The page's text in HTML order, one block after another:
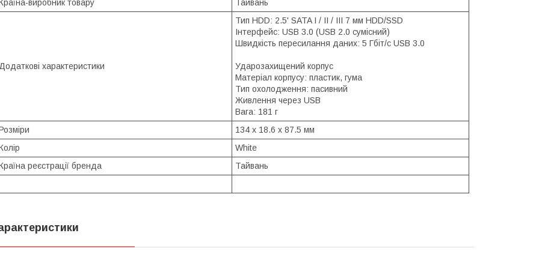
виробник товару Тайвань
характеристики
Тип HDD: 2.5' SATA I / II / III 7 мм HDD/SSD
Інтерфейс: USB 3.0 (USB 2.0 сумісний)
Швидкість пересилання даних: 5 Гбіт/с USB 3.0
Ударозахищений корпус
Матеріал корпусу: пластик, гума
Тип охолодження: пасивний
Живлення через USB
Вага: 181 г
134 x 18.6 x 87.5 мм
White
реєстрації бренда
Тайвань